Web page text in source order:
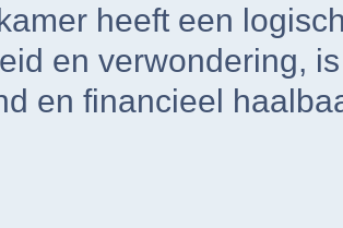
heeft een
en verwondering,
en financieel